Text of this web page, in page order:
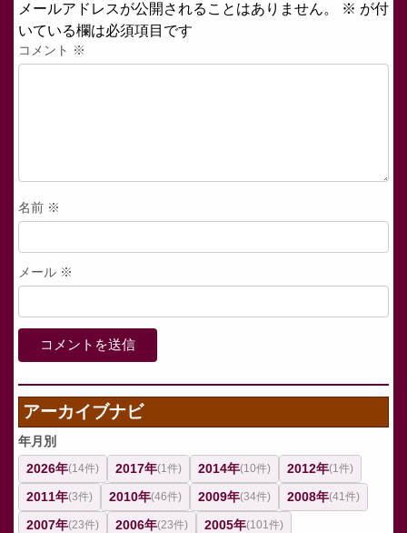
メールアドレスが公開されることはありません。 ※ が付
いている欄は必須項目です
コメント ※
名前 ※
メール ※
アーカイブナビ
年月別
2026年(14件) 2017年(1件) 2014年(10件) 2012年(1件)
2011年(3件) 2010年(46件) 2009年(34件) 2008年(41件)
2007年(23件) 2006年(23件) 2005年(101件)